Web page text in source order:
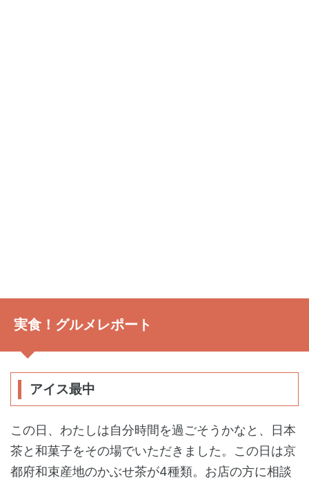
実食！グルメレポート
アイス最中
この日、わたしは自分時間を過ごそうかなと、日本
茶と和菓子をその場でいただきました。この日は京
都府和束産地のかぶせ茶が4種類。お店の方に相談